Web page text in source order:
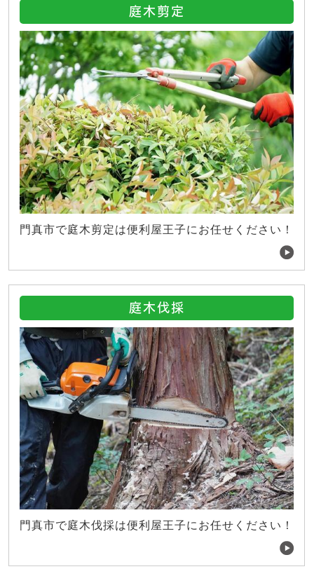
庭木剪定
門真市で庭木剪定は便利屋王子にお任せください！
庭木伐採
門真市で庭木伐採は便利屋王子にお任せください！